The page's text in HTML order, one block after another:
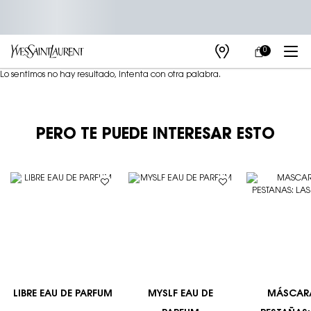
TIENDAS
MI
CARRITO
0
0 PRODUCTO
Main content
Lo sentimos no hay resultado, intenta con otra palabra.
PERO TE PUEDE INTERESAR ESTO
LIBRE EAU DE PARFUM
MYSLF EAU DE